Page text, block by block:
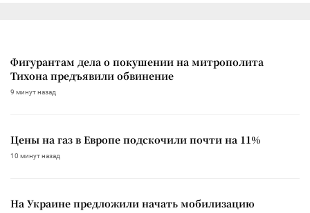
Фигурантам дела о покушении на митрополита
Тихона предъявили обвинение
9 минут назад
Цены на газ в Европе подскочили почти на 11%
10 минут назад
На Украине предложили начать мобилизацию